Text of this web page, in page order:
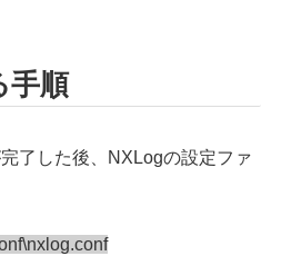
手順
了した後、NXLogの設定ファ